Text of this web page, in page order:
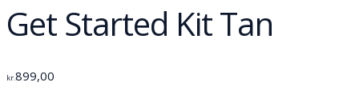
Get Started Kit Tan
kr.899,00